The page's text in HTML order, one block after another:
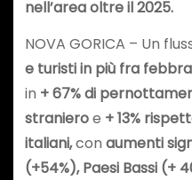
nell’area oltre il 2025.
NOVA GORICA – Un
e turisti in più fra
in + 67% di
stranieroe + 13%
italiani,con aumenti
(+54%), Paesi Bassi (+